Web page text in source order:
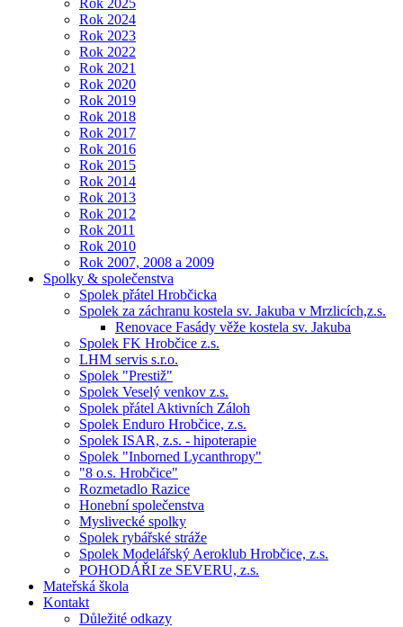
Rok 2025
Rok 2024
Rok 2023
Rok 2022
Rok 2021
Rok 2020
Rok 2019
Rok 2018
Rok 2017
Rok 2016
Rok 2015
Rok 2014
Rok 2013
Rok 2012
Rok 2011
Rok 2010
Rok 2007, 2008 a 2009
Spolky & společenstva
Spolek přátel Hrobčicka
Spolek za záchranu kostela sv. Jakuba v Mrzlicích,z.s.
Renovace Fasády věže kostela sv. Jakuba
Spolek FK Hrobčice z.s.
LHM servis s.r.o.
Spolek "Prestiž"
Spolek Veselý venkov z.s.
Spolek přátel Aktivních Záloh
Spolek Enduro Hrobčice, z.s.
Spolek ISAR, z.s. - hipoterapie
Spolek "Inborned Lycanthropy"
"8 o.s. Hrobčice"
Rozmetadlo Razice
Honební společenstva
Myslivecké spolky
Spolek rybářské stráže
Spolek Modelářský Aeroklub Hrobčice, z.s.
POHODÁŘI ze SEVERU, z.s.
Mateřská škola
Kontakt
Důležité odkazy